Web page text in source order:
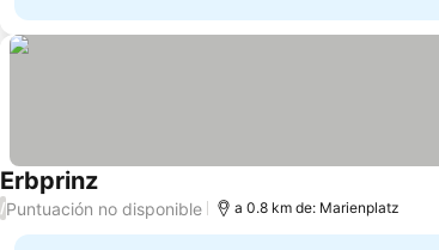
Erbprinz
/Puntuación no disponible a 0.8 km de: Marienplatz